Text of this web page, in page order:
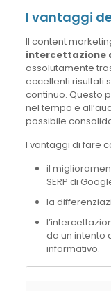
I vantaggi
Il content
intercettazione
assolutamente
eccellenti risultati
continuo. Questo
nel tempo e
possibile
I vantaggi di fare
il
SERP di
la
da un intento
informativo.